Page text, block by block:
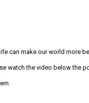
can make our world more
watch the video below the